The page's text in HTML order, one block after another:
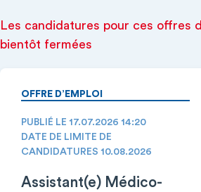
Les candidatures pour ces offres
bientôt fermées
OFFRE D’EMPLOI
PUBLIÉ LE 17.07.2026 14:20
DATE DE LIMITE DE
CANDIDATURES 10.08.2026
Assistant(e) Médico-